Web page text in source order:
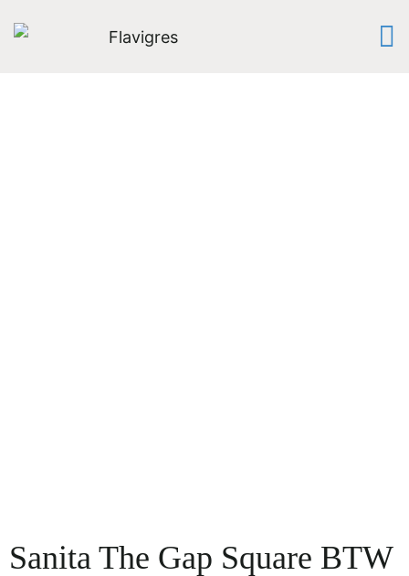
Sanita The Gap Square BTW